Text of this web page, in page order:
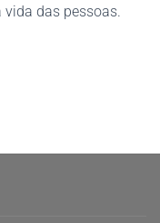
vida das pessoas.